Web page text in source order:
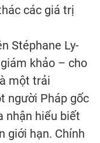
các giá trị
Stéphane Ly-
khảo – cho
một trải
người Pháp gốc
nhận hiểu biết
giới hạn. Chính